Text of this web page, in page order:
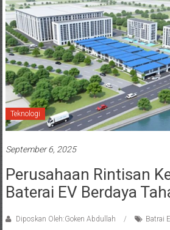
Teknologi
September 6, 2025
Perusahaan Rintisan
Baterai EV Berdaya
Diposkan Oleh:Goken Abdullah Batrai